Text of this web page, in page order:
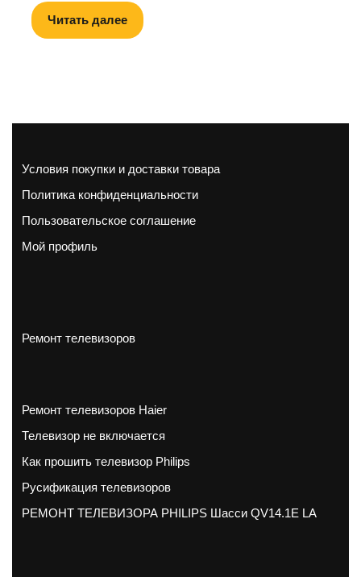
Читать далее
Условия покупки и доставки товара
Политика конфиденциальности
Пользовательское соглашение
Мой профиль
Ремонт телевизоров
Ремонт телевизоров Haier
Телевизор не включается
Как прошить телевизор Philips
Русификация телевизоров
РЕМОНТ ТЕЛЕВИЗОРА PHILIPS Шасси QV14.1E LA